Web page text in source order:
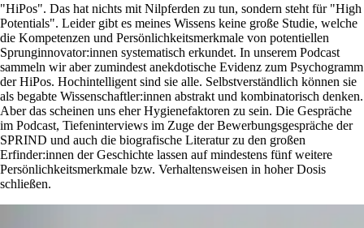
HiPos . Das hat nichts mit Nilpferden zu tun, sondern steht für High
Potentials . Leider gibt es meines Wissens keine große Studie, welche
die Kompetenzen und Persönlichkeitsmerkmale von potentiellen
Sprunginnovator:innen systematisch erkundet. In unserem Podcast
sammeln wir aber zumindest anekdotische Evidenz zum Psychogramm
der HiPos. Hochintelligent sind sie alle. Selbstverständlich können sie
als begabte Wissenschaftler:innen abstrakt und kombinatorisch denken.
Aber das scheinen uns eher Hygienefaktoren zu sein. Die Gespräche
im Podcast, Tiefeninterviews im Zuge der Bewerbungsgespräche der
SPRIND und auch die biografische Literatur zu den großen
Erfinder:innen der Geschichte lassen auf mindestens fünf weitere
Persönlichkeitsmerkmale bzw. Verhaltensweisen in hoher Dosis
schließen.